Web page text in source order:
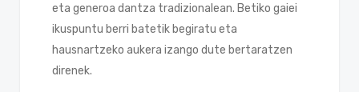
eta generoa dantza tradizionalean. Betiko gaiei
ikuspuntu berri batetik begiratu eta
hausnartzeko aukera izango dute bertaratzen
direnek.